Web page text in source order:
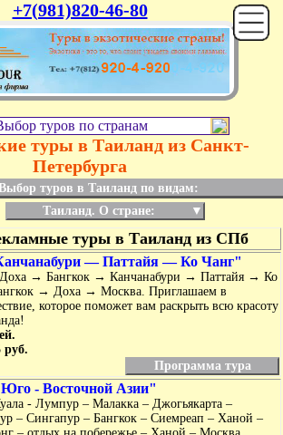
+7(981)820-46-80
туров по странам
туры в Таиланд из Санкт-
Петербурга
туров в Таиланд по видам:
Таиланд. О стране:
▼
туры в Таиланд из СПб
— Паттайя — Ко Чанг"
→ Бангкок → Канчанабури → Паттайя → Ко
→ Доха → Москва. Приглашаем в
которое поможет вам раскрыть всю красоту
руб.
Программа тура
- Восточной Азии"
- Лумпур – Малакка – Джогьякарта –
– Сингапур – Бангкок – Сиемреап – Ханой –